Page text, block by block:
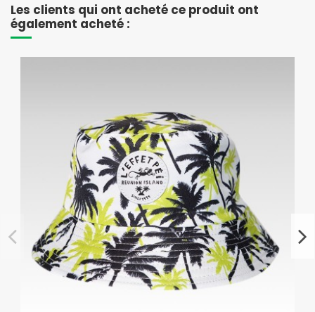
Les clients qui ont acheté ce produit ont
également acheté :